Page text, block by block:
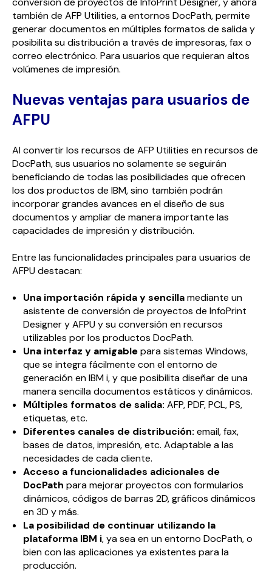
también de AFP Utilities, a entornos DocPath, permite
generar documentos en múltiples formatos de salida y
posibilita su distribución a través de impresoras, fax o
correo electrónico. Para usuarios que requieran altos
volúmenes de impresión.
Nuevas ventajas para usuarios de
AFPU
Al convertir los recursos de AFP Utilities en recursos de
DocPath, sus usuarios no solamente se seguirán
beneficiando de todas las posibilidades que ofrecen
los dos productos de IBM, sino también podrán
incorporar grandes avances en el diseño de sus
documentos y ampliar de manera importante las
capacidades de impresión y distribución.
Entre las funcionalidades principales para usuarios de
AFPU destacan:
Una importación rápida y sencillamediante un
asistente de conversión de proyectos de InfoPrint
Designer y AFPU y su conversión en recursos
utilizables por los productos DocPath.
Una interfaz y amigablepara sistemas Windows,
que se integra fácilmente con el entorno de
generación en IBM i, y que posibilita diseñar de una
manera sencilla documentos estáticos y dinámicos.
Múltiples formatos de salida: AFP, PDF, PCL, PS,
etiquetas, etc.
Diferentes canales de distribución: email, fax,
bases de datos, impresión, etc. Adaptable a las
necesidades de cada cliente.
Acceso a funcionalidades adicionales de
DocPath para mejorar proyectos con formularios
dinámicos, códigos de barras 2D, gráficos dinámicos
en 3D y más.
La posibilidad de continuar utilizando la
plataforma IBM i, ya sea en un entorno DocPath, o
bien con las aplicaciones ya existentes para la
producción.